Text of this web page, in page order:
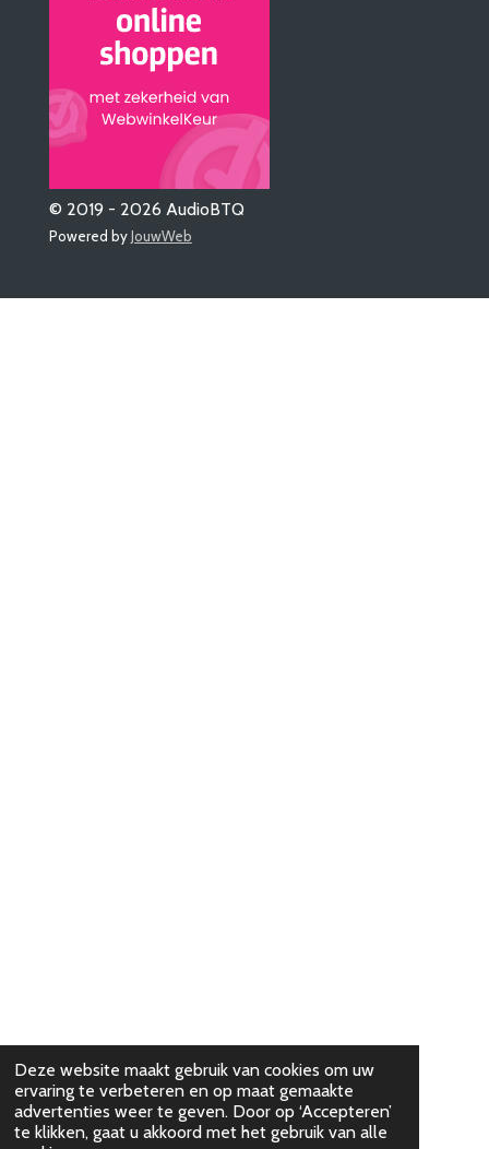
Deze website maakt gebruik van cookies om uw
ervaring te verbeteren en op maat gemaakte
advertenties weer te geven. Door op ‘Accepteren’
te klikken, gaat u akkoord met het gebruik van alle
© 2019 - 2026 AudioBTQ
Powered byJouwWeb